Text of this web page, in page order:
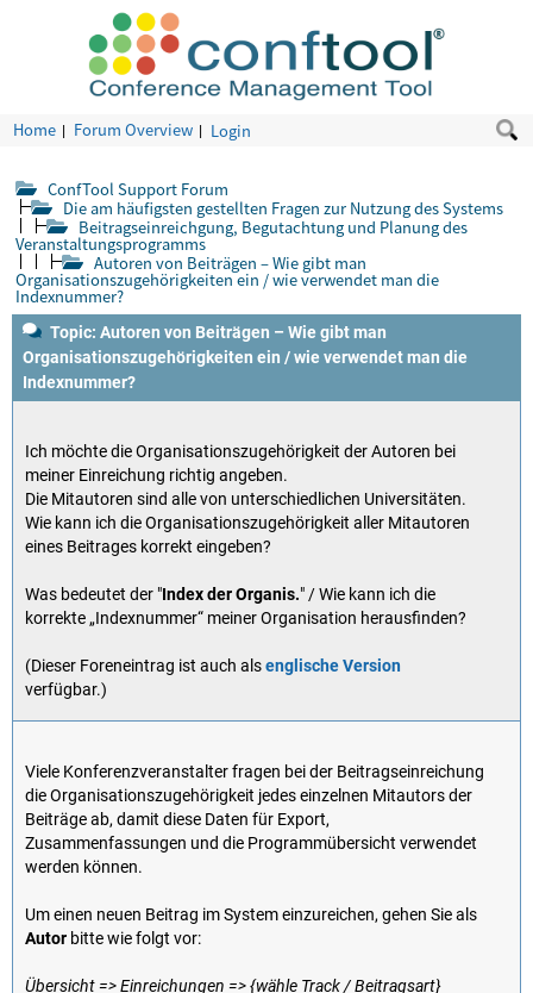
Home Forum Overview Login
ConfTool Support Forum
Die am häufigsten gestellten Fragen zur Nutzung des Systems
Beitragseinreichgung, Begutachtung und Planung des
Veranstaltungsprogramms
Autoren von Beiträgen – Wie gibt man
Organisationszugehörigkeiten ein / wie verwendet man die
Indexnummer?
Topic: Autoren von Beiträgen – Wie gibt man
Organisationszugehörigkeiten ein / wie verwendet man die
Indexnummer?
Ich möchte die Organisationszugehörigkeit der Autoren bei
meiner Einreichung richtig angeben.
Die Mitautoren sind alle von unterschiedlichen Universitäten.
Wie kann ich die Organisationszugehörigkeit aller Mitautoren
eines Beitrages korrekt eingeben?
Was bedeutet der "Index der Organis." / Wie kann ich die
korrekte „Indexnummer“ meiner Organisation herausfinden?
(Dieser Foreneintrag ist auch alsenglische Version
verfügbar.)
Viele Konferenzveranstalter fragen bei der Beitragseinreichung
die Organisationszugehörigkeit jedes einzelnen Mitautors der
Beiträge ab, damit diese Daten für Export,
Zusammenfassungen und die Programmübersicht verwendet
werden können.
Um einen neuen Beitrag im System einzureichen, gehen Sie als
Autor bitte wie folgt vor:
Übersicht => Einreichungen => {wähle Track / Beitragsart}